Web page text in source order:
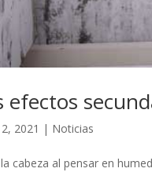
efectos
2021 | Noticias
cabeza al pensar en